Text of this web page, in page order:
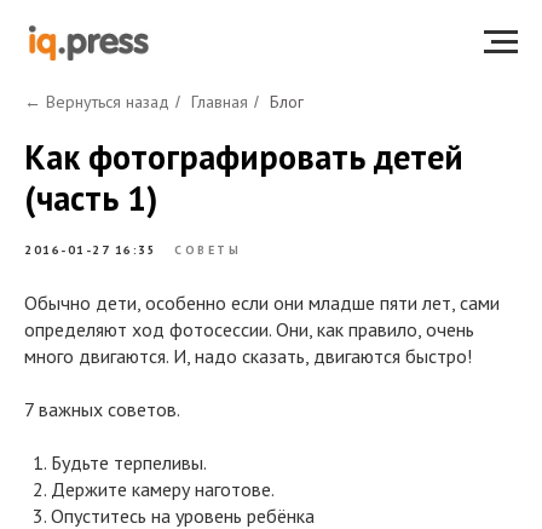
← Вернуться назад / Главная / Блог
Как фотографировать детей
(часть 1)
2016-01-27 16:35 СОВЕТЫ
Обычно дети, особенно если они младше пяти лет, сами
определяют ход фотосессии. Они, как правило, очень
много двигаются. И, надо сказать, двигаются быстро!
7 важных советов.
Будьте терпеливы.
Держите камеру наготове.
Опуститесь на уровень ребёнка